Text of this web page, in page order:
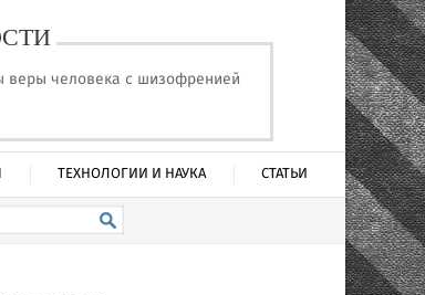
человека с шизофренией
ТЕХНОЛОГИИ И НАУКА
СТАТЬИ